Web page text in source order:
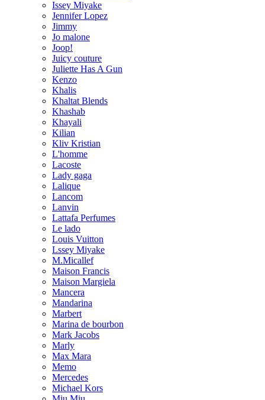
Issey Miyake
Jennifer Lopez
Jimmy
Jo malone
Joop!
Juicy couture
Juliette Has A Gun
Kenzo
Khalis
Khaltat Blends
Khashab
Khayali
Kilian
Kliv Kristian
L'homme
Lacoste
Lady gaga
Lalique
Lancom
Lanvin
Lattafa Perfumes
Le lado
Louis Vuitton
Lssey Miyake
M.Micallef
Maison Francis
Maison Margiela
Mancera
Mandarina
Marbert
Marina de bourbon
Mark Jacobs
Marly
Max Mara
Memo
Mercedes
Michael Kors